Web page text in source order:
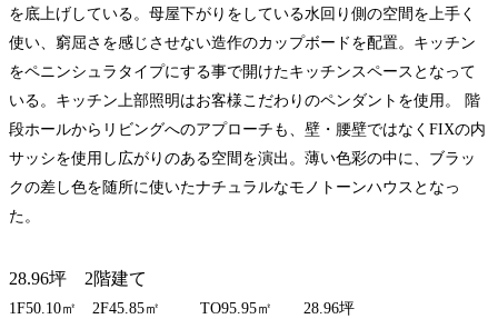
を底上げしている。母屋下がりをしている水回り側の空間を上手く
使い、窮屈さを感じさせない造作のカップボードを配置。キッチン
をペニンシュラタイプにする事で開けたキッチンスペースとなって
いる。キッチン上部照明はお客様こだわりのペンダントを使用。 階
段ホールからリビングへのアプローチも、壁・腰壁ではなくFIXの内
サッシを使用し広がりのある空間を演出。薄い色彩の中に、ブラッ
クの差し色を随所に使いたナチュラルなモノトーンハウスとなっ
た。
28.96坪 2階建て
1F50.10㎡ 2F45.85㎡ TO95.95㎡ 28.96坪